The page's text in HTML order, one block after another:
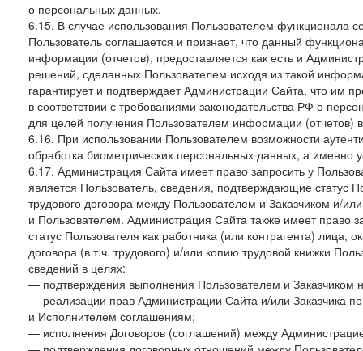
о персональных данных.
6.15. В случае использования Пользователем функционала
Пользователь соглашается и признает, что данный
информации (отчетов), предоставляется как есть и
решений, сделанных Пользователем исходя из такой
гарантирует и подтверждает Администрации Сайта, что им
в соответствии с требованиями законодательства РФ о
для целей получения Пользователем информации (отчетов)
6.16. При использовании Пользователем возможности
обработка биометрических персональных данных, а именно
6.17. Администрация Сайта имеет право запросить у
является Пользователь, сведения, подтверждающие статус
трудового договора между Пользователем и Заказчиком и/
и Пользователем. Администрация Сайта также имеет право
статус Пользователя как работника (или контрагента)
договора (в т.ч. трудового) и/или копию трудовой книжки
сведений в целях:
— подтверждения выполнения Пользователем и Заказчиком
— реализации прав Администрации Сайта и/или Заказчика
и Исполнителем соглашениям;
— исполнения Договоров (соглашений) между